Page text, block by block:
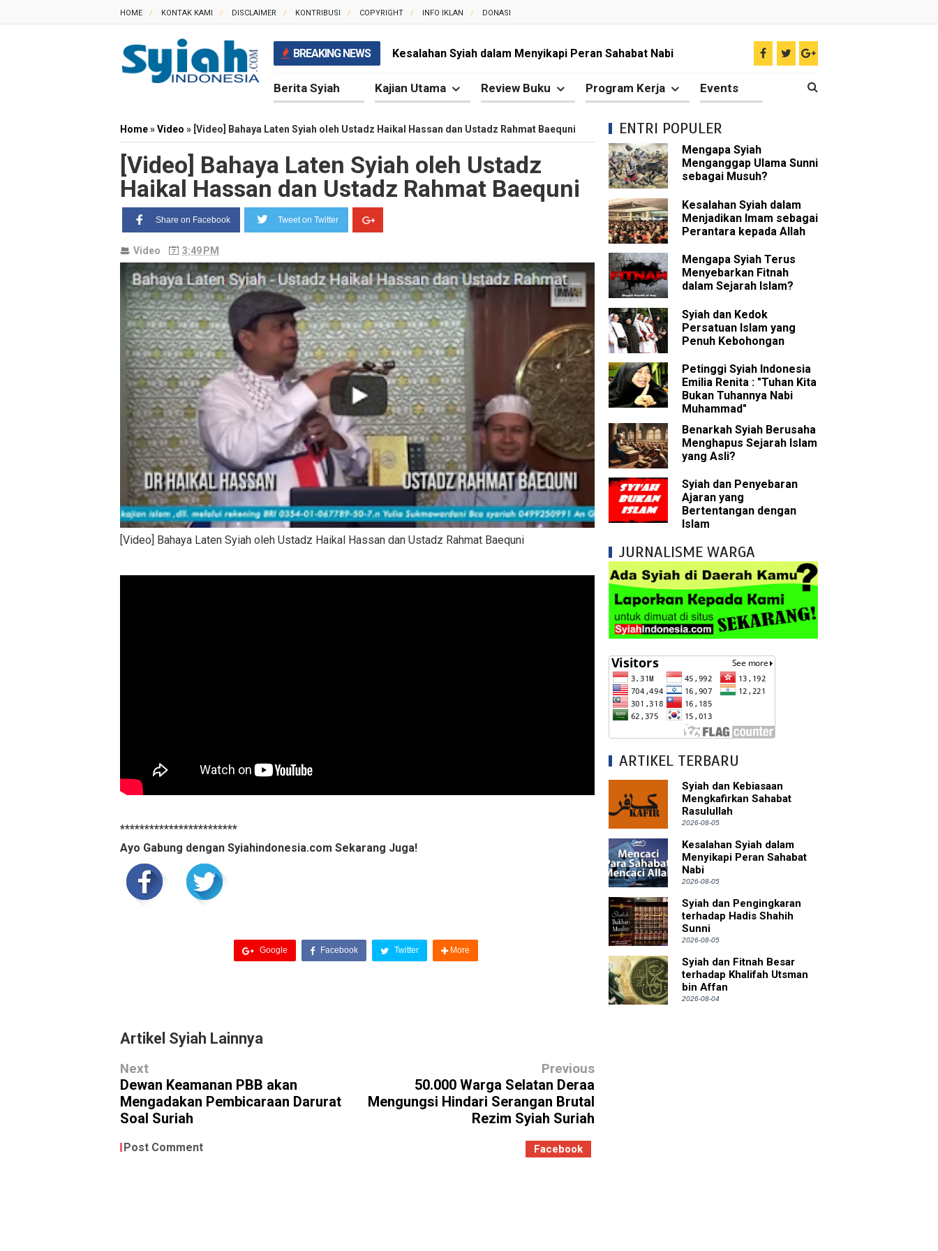
HOME KONTAK KAMI DISCLAIMER KONTRIBUSI COPYRIGHT INFO IKLAN DONASI
BREAKING NEWS Kesalahan Syiah dalam Menyikapi Peran Sahabat Nabi
Syiah dan Pengingkaran terhadap Hadis Shahih Sunni
Mengapa Syiah Menghalalkan Nikah Mut'ah?
Syiah dan Penyelewengan dalam Pemahaman tentang Khalifah
Syiah dan Penyimpangan dalam Akidah Islam
Kesalahan Syiah dalam Menyikapi Khalifah Abu Bakar
Syiah dan Konsep Imamah yang Tidak Masuk Akal dalam Islam
Syiah dan Ketidakkonsistenan dalam Konsep Mahdi
Syiah dan Kedustaan tentang Hak Kekhalifahan
Syiah dan Ketidakbenaran Ajarannya tentang Wilayah Imam
Syiah dan Kedustaan tentang Peristiwa Karbala
Syiah dan Upaya Merusak Ukhuwah Islamiyah
Syiah dan Klaim Palsu tentang Imam Mahdi yang Akan Muncul
Kesalahan Syiah dalam Menjadikan Imam sebagai Perantara kepada Allah
Mengapa Syiah Menganggap Ulama Sunni sebagai Musuh?
Membongkar Kepalsuan Hadis-hadis Syiah tentang Imam Mahdi
Syiah dan Kedok Persatuan Islam yang Penuh Kebohongan
Syiah dan Konsep Dusta dalam Taqiyyah yang Merusak Islam
Syiah dan Kebiasaan Mengkafirkan Sahabat Rasulullah
Berita Syiah Kajian Utama Review Buku Program Kerja Events
Home»Video » [Video] Bahaya Laten Syiah oleh Ustadz Haikal Hassan dan Ustadz Rahmat Baequni
[Video] Bahaya Laten Syiah oleh Ustadz
Haikal Hassan dan Ustadz Rahmat Baequni
Share on Facebook Tweet on Twitter
Video 3:49 PM
[Video] Bahaya Laten Syiah oleh Ustadz Haikal Hassan dan Ustadz Rahmat Baequni
************************
Ayo Gabung dengan Syiahindonesia.com Sekarang Juga!
Google Facebook Twitter More
Artikel Syiah Lainnya
Next
Dewan Keamanan PBB akan
Mengadakan Pembicaraan Darurat
Soal Suriah
Previous
50.000 Warga Selatan Deraa
Mengungsi Hindari Serangan Brutal
Rezim Syiah Suriah
Post Comment Facebook
ENTRI POPULER
Mengapa Syiah
Menganggap Ulama Sunni
sebagai Musuh?
Kesalahan Syiah dalam
Menjadikan Imam sebagai
Perantara kepada Allah
Mengapa Syiah Terus
Menyebarkan Fitnah
dalam Sejarah Islam?
Syiah dan Kedok
Persatuan Islam yang
Penuh Kebohongan
Petinggi Syiah Indonesia
Emilia Renita : "Tuhan Kita
Bukan Tuhannya Nabi
Muhammad"
Benarkah Syiah Berusaha
Menghapus Sejarah Islam
yang Asli?
Syiah dan Penyebaran
Ajaran yang
Bertentangan dengan
Islam
JURNALISME WARGA
ARTIKEL TERBARU
Syiah dan Kebiasaan
Mengkafirkan Sahabat
Rasulullah
2026-08-05
Kesalahan Syiah dalam
Menyikapi Peran Sahabat
Nabi
2026-08-05
Syiah dan Pengingkaran
terhadap Hadis Shahih
Sunni
2026-08-05
Syiah dan Fitnah Besar
terhadap Khalifah Utsman
bin Affan
2026-08-04